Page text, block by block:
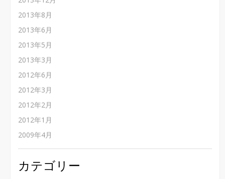
2013年8月
2013年6月
2013年5月
2013年3月
2012年6月
2012年3月
2012年2月
2012年1月
2009年4月
カテゴリー